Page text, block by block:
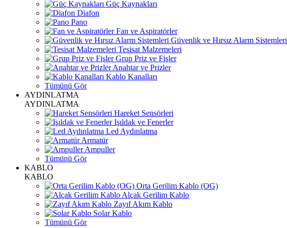
Güç Kaynakları
Diafon
Pano
Fan ve Aspiratörler
Güvenlik ve Hırsız Alarm Sistemleri
Tesisat Malzemeleri
Grup Priz ve Fişler
Anahtar ve Prizler
Kablo Kanalları
Tümünü Gör
AYDINLATMA
AYDINLATMA
Hareket Sensörleri
Işıldak ve Fenerler
Led Aydınlatma
Armatür
Ampuller
Tümünü Gör
KABLO
KABLO
Orta Gerilim Kablo (OG)
Alçak Gerilim Kablo
Zayıf Akım Kablo
Solar Kablo
Tümünü Gör